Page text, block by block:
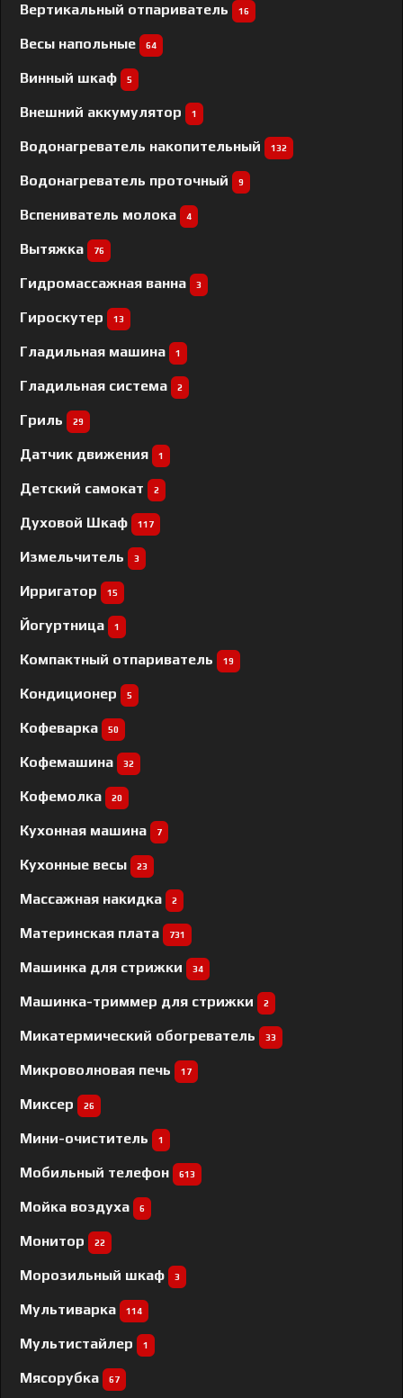
Вертикальный отпариватель 16
Весы напольные 64
Винный шкаф 5
Внешний аккумулятор 1
Водонагреватель накопительный 132
Водонагреватель проточный 9
Вспениватель молока 4
Вытяжка 76
Гидромассажная ванна 3
Гироскутер 13
Гладильная машина 1
Гладильная система 2
Гриль 29
Датчик движения 1
Детский самокат 2
Духовой Шкаф 117
Измельчитель 3
Ирригатор 15
Йогуртница 1
Компактный отпариватель 19
Кондиционер 5
Кофеварка 50
Кофемашина 32
Кофемолка 20
Кухонная машина 7
Кухонные весы 23
Массажная накидка 2
Материнская плата 731
Машинка для стрижки 34
Машинка-триммер для стрижки 2
Микатермический обогреватель 33
Микроволновая печь 17
Миксер 26
Мини-очиститель 1
Мобильный телефон 613
Мойка воздуха 6
Монитор 22
Морозильный шкаф 3
Мультиварка 114
Мультистайлер 1
Мясорубка 67